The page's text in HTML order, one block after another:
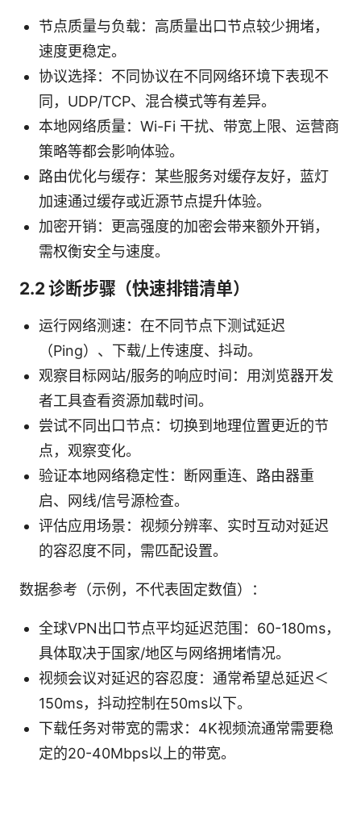
节点质量与负载：高质量出口节点较少拥堵，
速度更稳定。
协议选择：不同协议在不同网络环境下表现不
同，UDP/TCP、混合模式等有差异。
本地网络质量：Wi-Fi 干扰、带宽上限、运营商
策略等都会影响体验。
路由优化与缓存：某些服务对缓存友好，蓝灯
加速通过缓存或近源节点提升体验。
加密开销：更高强度的加密会带来额外开销，
需权衡安全与速度。
2.2 诊断步骤（快速排错清单）
运行网络测速：在不同节点下测试延迟
（Ping）、下载/上传速度、抖动。
观察目标网站/服务的响应时间：用浏览器开发
者工具查看资源加载时间。
尝试不同出口节点：切换到地理位置更近的节
点，观察变化。
验证本地网络稳定性：断网重连、路由器重
启、网线/信号源检查。
评估应用场景：视频分辨率、实时互动对延迟
的容忍度不同，需匹配设置。
数据参考（示例，不代表固定数值）：
全球VPN出口节点平均延迟范围：60-180ms，
具体取决于国家/地区与网络拥堵情况。
视频会议对延迟的容忍度：通常希望总延迟＜
150ms，抖动控制在50ms以下。
下载任务对带宽的需求：4K视频流通常需要稳
定的20-40Mbps以上的带宽。